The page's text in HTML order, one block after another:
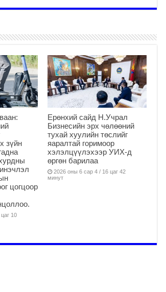
зүйн
цогцоор
10
Ерөнхий сайд Н.Учрал
Бизнесийн эрх чөлөөний
тухай хуулийн төслийг
яаралтай горимоор
хэлэлцүүлэхээр УИХ-д
өргөн барилаа
2026 оны 6 сар 4 / 16 цаг 42
минут